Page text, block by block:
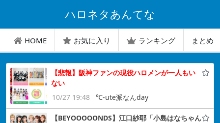
ハロネタあんてな
HOME お気に入り ランキング まとめ
【悲報】阪神ファンの現役ハロメンが一人もい
ない
10/27 19:48
℃-ute派なんday
【BEYOOOOONDS】江口紗耶「小島はなちゃん